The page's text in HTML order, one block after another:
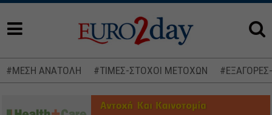
#ΜΕΣΗ ΑΝΑΤΟΛΗ #ΤΙΜΕΣ-ΣΤΟΧΟΙ ΜΕΤΟΧΩΝ